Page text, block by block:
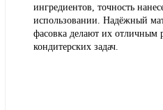
ингредиентов, точность
использовании. Надёжный
фасовка делают их отличным
кондитерских задач.